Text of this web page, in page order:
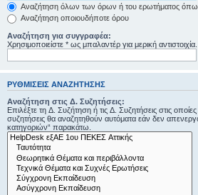
Αναζήτηση όλων των όρων ή του ερωτήματος
Αναζήτηση οποιουδήποτε όρου
Αναζήτηση για συγγραφέα:
Χρησιμοποιείστε * ως μπαλαντέρ για μερική αντιστοιχία.
ΡΥΘΜΊΣΕΙΣ ΑΝΑΖΉΤΗΣΗΣ
Αναζήτηση στις Δ. Συζητήσεις:
Επιλέξτε τη Δ. Συζήτηση ή τις Δ. Συζητήσεις στις
συζητήσεις θα αναζητηθούν αυτόματα εάν δεν
κατηγοριών“ παρακάτω.